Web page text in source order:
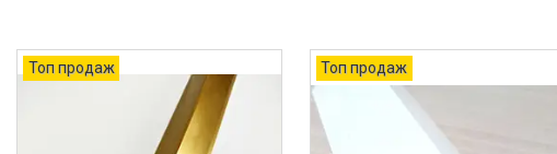
Топ продаж Топ продаж